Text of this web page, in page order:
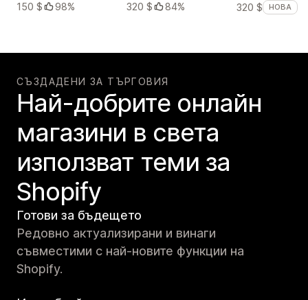
150 $
98%
320 $
84%
320 $
НОВА
СЪЗДАДЕНИ ЗА ТЪРГОВИЯ
Най-добрите онлайн
магазини в света
използват теми за
Shopify
Готови за бъдещето
Редовно актуализирани и винаги
съвместими с най-новите функции на
Shopify.